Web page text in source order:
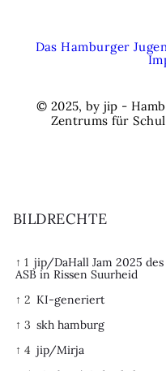
Das Hamburger
© 2025, by jip -
Zentrums für
BILDRECHTE
↑ 1 jip/DaHall Jam 2025 des
ASB in Rissen Suurheid
↑ 2 KI-generiert
↑ 3 skh hamburg
↑ 4 jip/Mirja